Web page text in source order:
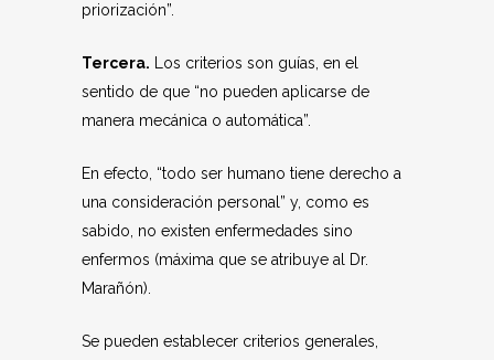
priorización”.
Tercera. Los criterios son guías, en el
sentido de que “no pueden aplicarse de
manera mecánica o automática”.
En efecto, “todo ser humano tiene derecho a
una consideración personal” y, como es
sabido, no existen enfermedades sino
enfermos (máxima que se atribuye al Dr.
Marañón).
Se pueden establecer criterios generales,